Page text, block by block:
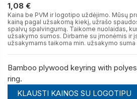
1,08 €
Kaina be PVM ir logotipo uždėjimo. Mūsų
kainą pagal užsakomą kiekį, užrašo
spalvų spalvingumą. Taikome nuolaidas,
užsakymo sumos. Dirbame su įmonėmis ir
užsakymams taikoma min. užsakymo suma
Bamboo plywood keyring with
ring.
KLAUSTI KAINOS SU LOGOTIPU